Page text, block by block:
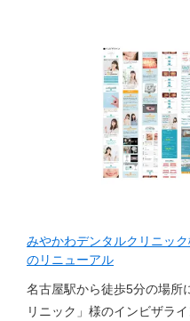
みやかわデンタルクリニッ
のリニューアル
名古屋駅から徒歩5分の場所
リニック」様のインビザラ